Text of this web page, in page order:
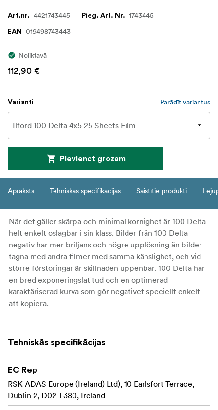
Art.nr. 4421743445 Pieg. Art. Nr. 1743445
EAN 019498743443
Noliktavā
112,90 €
Varianti Parādīt variantus
Pievienot grozam
Apraksts Tehniskās specifikācijas Saistītie produkti
När det gäller skärpa och minimal kornighet är 100 Delta
helt enkelt oslagbar i sin klass. Bilder från 100 Delta
negativ har mer briljans och högre upplösning än bilder
tagna med andra filmer med samma känslighet, och vid
större förstoringar är skillnaden uppenbar. 100 Delta har
en bred exponeringslatitud och en optimerad
karaktäriserad kurva som gör negativet speciellt enkelt
att kopiera.
Tehniskās specifikācijas
EC Rep
RSK ADAS Europe (Ireland) Ltd), 10 Earlsfort Terrace,
Dublin 2, D02 T380, Ireland